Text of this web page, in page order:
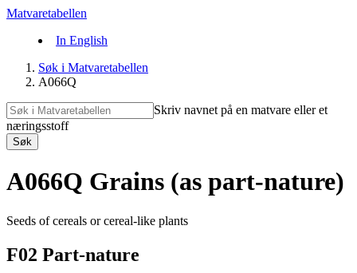
Matvaretabellen
In English
Søk i Matvaretabellen
A066Q
Skriv navnet på en matvare eller et
næringsstoff
Søk
A066Q Grains (as part-nature)
Seeds of cereals or cereal-like plants
F02 Part-nature